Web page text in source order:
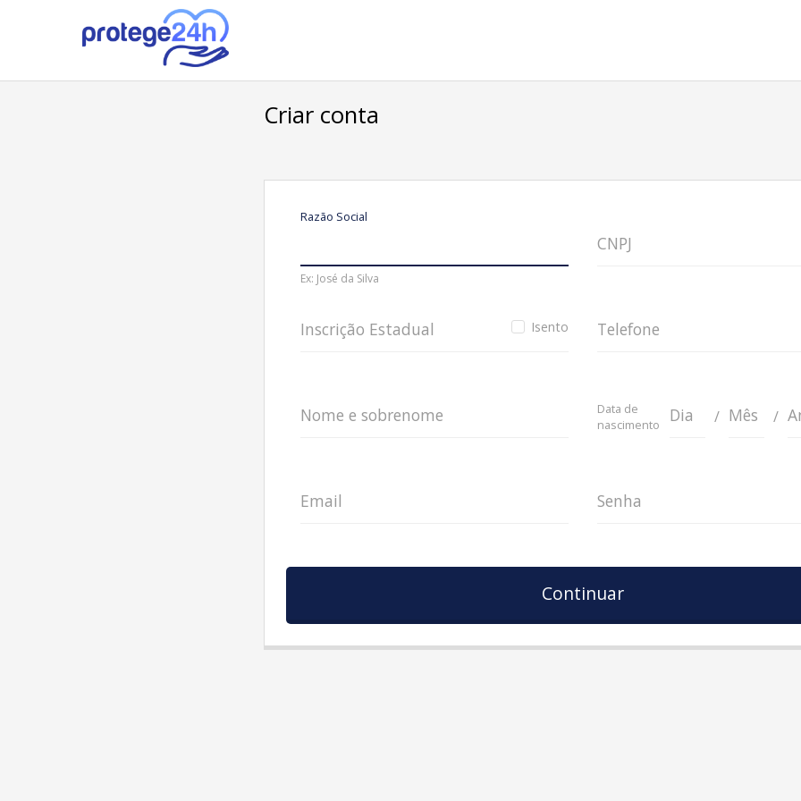
Criar conta
Razão Social
Ex: José da Silva
CNPJ
Inscrição Estadual Isento Telefone
Nome e sobrenome
Data de
nascimento
Dia / Mês /
Email Senha
Continuar